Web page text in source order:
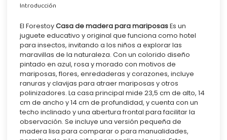
Introducción
El ForestoyCasa de madera para mariposasEs un
juguete educativo y original que funciona como hotel
para insectos, invitando a los niños a explorar las
maravillas de la naturaleza. Con un colorido diseño
pintado en azul, rosa y morado con motivos de
mariposas, flores, enredaderas y corazones, incluye
ranuras y clavijas para atraer mariposas y otros
polinizadores. La casa principal mide 23,5 cm de alto, 14
cm de ancho y 14 cm de profundidad, y cuenta con un
techo inclinado y una abertura frontal para facilitar la
observación. Se incluye una versión pequeña de
madera lisa para comparar o para manualidades,